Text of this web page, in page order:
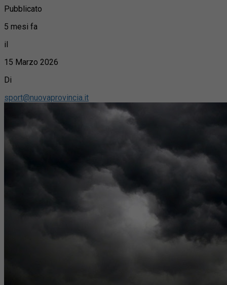
Pubblicato
5 mesi fa
il
15 Marzo 2026
Di
sport@nuovaprovincia.it